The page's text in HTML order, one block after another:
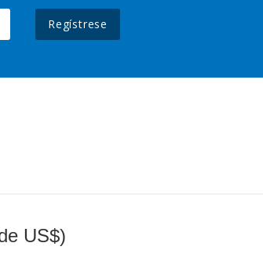
Regístrese
US$)